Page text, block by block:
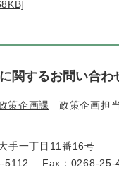
関するお問い合わ
策企画課 政策企画担当
手一丁目11番16号
5112
Fax：0268-25-